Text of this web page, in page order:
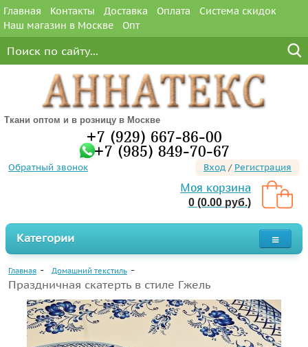
Главная Контакты Доставка Оплата
Система скидок
Наш магазин в Москве
Опт
Ткани оптом и в розницу в Москве
+7 (929) 667-86-00
+7 (985) 849-70-67
Обратный звонок Вход / Регистрация
Моя корзина
0 (0.00 руб.)
Категории
Главная Домашний текстиль
Праздничная скатерть в стиле Гжель